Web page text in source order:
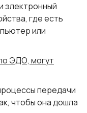
электронный
где есть
или
ЭДО, могут
передачи
чтобы она дошла